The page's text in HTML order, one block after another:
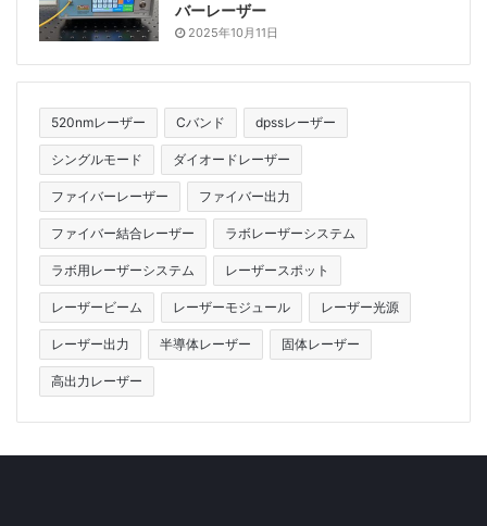
赤外線レーザー
バーレーザー
2025年10月11日
520nmレーザー Cバンド dpssレーザー
シングルモード ダイオードレーザー
ファイバーレーザー ファイバー出力
ファイバー結合レーザー ラボレーザーシステム
ラボ用レーザーシステム レーザースポット
レーザービーム レーザーモジュール レーザー光源
レーザー出力 半導体レーザー 固体レーザー
高出力レーザー